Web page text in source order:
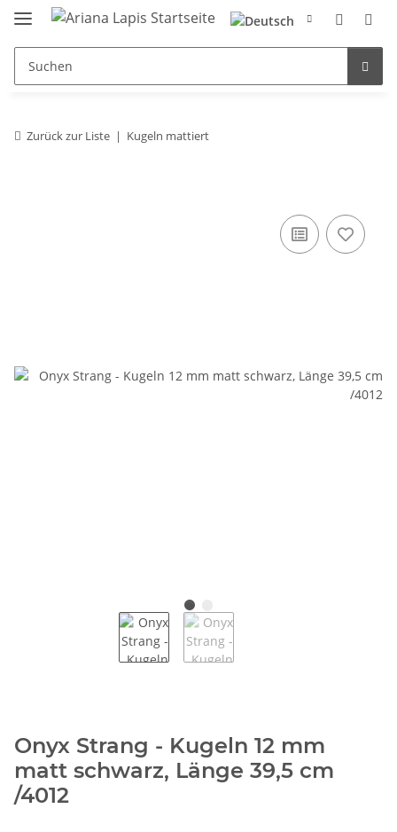
Zurück zur Liste Kugeln mattiert
Onyx Strang - Kugeln 12 mm
matt schwarz, Länge 39,5 cm
/4012